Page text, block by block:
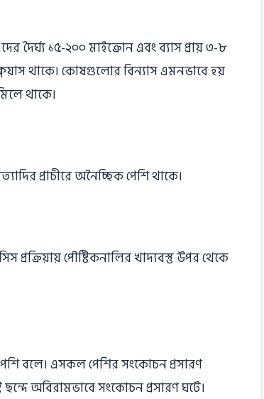
১৫-২০০ মাইক্রোন এবং ব্যাস প্রায় ৩-৮
থাকে। কোষগুলাের বিন্যাস এমনভাবে হয়
থাকে।
প্রাচীরে অনৈচ্ছিক পেশি থাকে।
প্রক্রিয়ায় পৌষ্টিকনালির খাদ্যবস্তু উপর থেকে
বলে। এসকল পেশির সংকোচন প্রসারণ
ছন্দে অবিরামভাবে সংকোচন প্রসারণ ঘটে।